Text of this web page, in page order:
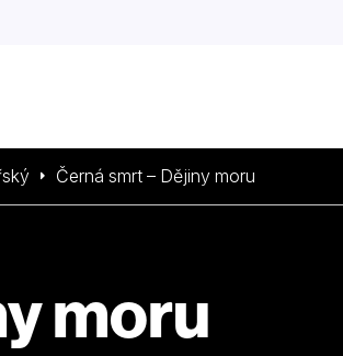
Černá smrt – Dějiny moru
moru